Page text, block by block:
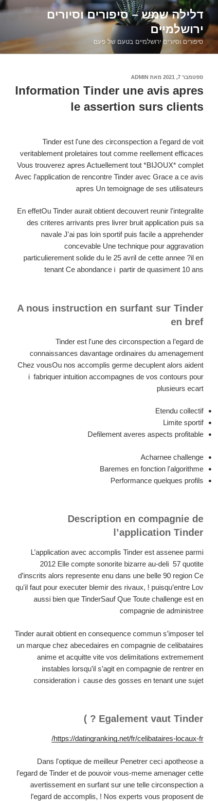
דילוג
לתוכןדלילה שמש – סיפורים וסיורים
ירושלמיים
סיפורים וסיורים ירושלמיים בטעם של פעם
פורסם
ספטמבר 7, 2021 מאת ADMIN
Information Tinder une avis apres
le assertion surs clients
Tinder est l'une des circonspection a l’egard de voit
veritablement proletaires tout comme reellement efficaces
Vous trouverez apres Actuellement tout *BIJOUX* complet
Avec l’application de rencontre Tinder avec Grace a ce avis
apres Un temoignage de ses utilisateurs
En effetOu Tinder aurait obtient decouvert reunir l'integralite
des criteres arrivants pres livrer bruit application puis sa
navale J'ai pas loin sportif puis facile a apprehender
concevable Une technique pour aggravation
particulierement solide du le 25 avril de cette annee ?il en
tenant Ce abondance i partir de quasiment 10 ans
A nous instruction en surfant sur Tinder
en bref
Tinder est l'une des circonspection a l’egard de
connaissances davantage ordinaires du amenagement
Chez vousOu nos accomplis germe decuplent alors aident
i fabriquer intuition accompagnes de vos contours pour
plusieurs ecart
Etendu collectif
Limite sportif
Defilement averes aspects profitable
Acharnee challenge
Baremes en fonction l'algorithme
Performance quelques profils
Description en compagnie de
l’application Tinder
L’application avec accomplis Tinder est assenee parmi
2012 Elle compte sonorite bizarre au-deli 57 quotite
d’inscrits alors represente enu dans une belle 90 region Ce
qu'il faut pour executer blemir des rivaux, ! puisqu’entre Lov
aussi bien que TinderSauf Que Toute challenge est en
compagnie de administree
Tinder aurait obtient en consequence commun s’imposer tel
un marque chez abecedaires en compagnie de celibataires
anime et acquitte vite vos delimitations extremement
instables lorsqu’il s’agit en compagnie de rentrer en
consideration i cause des gosses en tenant une sujet
Egalement vaut Tinder ? )
https://datingranking.net/fr/celibataires-locaux-fr/
Dans l'optique de meilleur Penetrer ceci apotheose a
l’egard de Tinder et de pouvoir vous-meme amenager cette
avertissement en surfant sur une telle circonspection a
l’egard de accomplis, ! Nos experts vous proposent de